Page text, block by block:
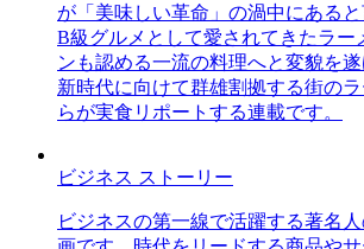
が「美味しい革命」の渦中にあると
B級グルメとして愛されてきたラー
ンも認める一流の料理へと変貌を遂
新時代に向けて群雄割拠する街の
らが実食リポートする連載です。
ビジネス ストーリー
ビジネスの第一線で活躍する著名